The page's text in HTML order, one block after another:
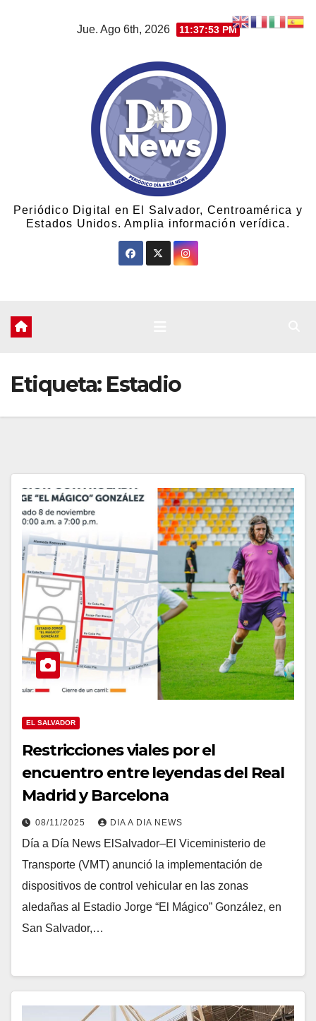
Jue. Ago 6th, 2026 11:37:53 PM
Periódico Digital en El Salvador, Centroamérica y
Estados Unidos. Amplia información verídica.
Etiqueta: Estadio
EL SALVADOR
Restricciones viales por el
encuentro entre leyendas del Real
Madrid y Barcelona
08/11/2025 DIA A DIA NEWS
Día a Día News ElSalvador–El Viceministerio de
Transporte (VMT) anunció la implementación de
dispositivos de control vehicular en las zonas
aledañas al Estadio Jorge “El Mágico” González, en
San Salvador,…